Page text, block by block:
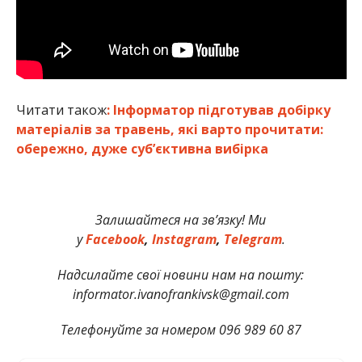
Читати також: Інформатор підготував добірку
матеріалів за травень, які варто прочитати:
обережно, дуже суб’єктивна вибірка
Залишайтеся на зв’язку! Ми
уFacebook, Instagram, Telegram.
Надсилайте свої новини нам на пошту:
informator.ivanofrankivsk@gmail.com
Телефонуйте за номером 096 989 60 87